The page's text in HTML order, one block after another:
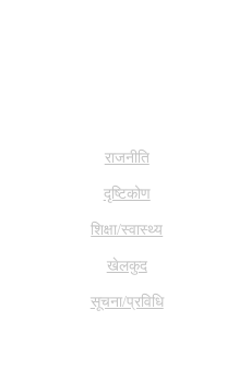
राजनीति
दृष्टिकोण
शिक्षा/स्वास्थ्य
खेलकुद
सूचना/प्रविधि